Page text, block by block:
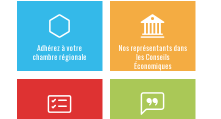
Adhérez à votre
chambre régionale
Nos représentants dans
les Conseils
Économiques